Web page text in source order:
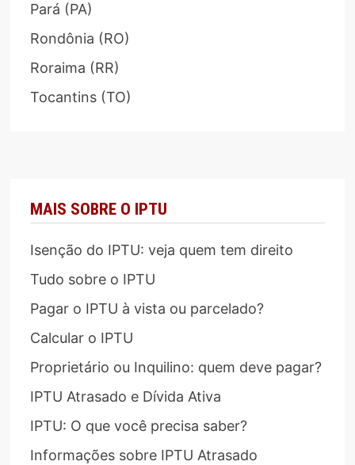
Pará (PA)
Rondônia (RO)
Roraima (RR)
Tocantins (TO)
MAIS SOBRE O IPTU
Isenção do IPTU: veja quem tem direito
Tudo sobre o IPTU
Pagar o IPTU à vista ou parcelado?
Calcular o IPTU
Proprietário ou Inquilino: quem deve pagar?
IPTU Atrasado e Dívida Ativa
IPTU: O que você precisa saber?
Informações sobre IPTU Atrasado